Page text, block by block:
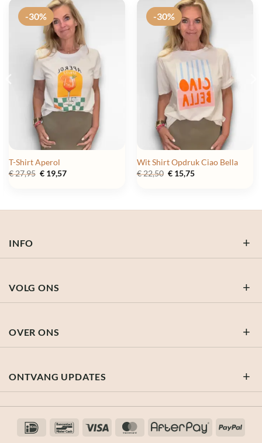
-30%
T-Shirt Aperol
€27,95 Oorspronkelijke
€19,57Huidige
-30%
Wit Shirt Opdruk Ciao Bella
€22,50 Oorspronkelijke
€15,75Huidige
INFO
VOLG ONS
OVER ONS
ONTVANG UPDATES
IDeal BancontactVisa MasterCard AfterPay